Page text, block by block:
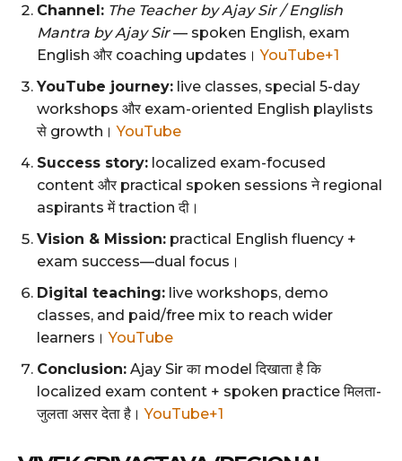
Channel: The Teacher by Ajay Sir / English
Mantra by Ajay Sir— spoken English, exam
English और coaching updates। YouTube+1
YouTube journey: live classes, special 5-day
workshops और exam-oriented English playlists
से growth। YouTube
Success story: localized exam-focused
content और practical spoken sessions ने regional
aspirants में traction दी।
Vision & Mission: practical English fluency +
exam success—dual focus।
Digital teaching: live workshops, demo
classes, and paid/free mix to reach wider
learners। YouTube
Conclusion: Ajay Sir का model दिखाता है कि
localized exam content + spoken practice मिलता-
जुलता असर देता है। YouTube+1